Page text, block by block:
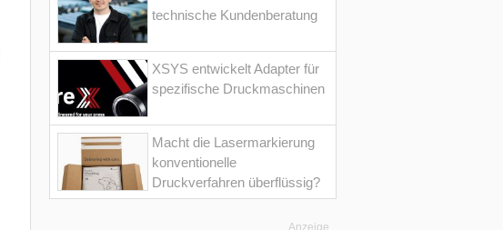
technische Kundenberatung
XSYS entwickelt Adapter für
spezifische Druckmaschinen
Macht die Lasermarkierung
konventionelle
Druckverfahren überflüssig?
Anzeige